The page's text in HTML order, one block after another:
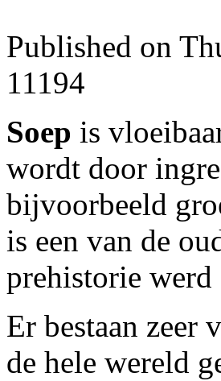
Published on
11194
Soep is
wordt door
bijvoorbeeld
is een van de
prehistorie werd
Er bestaan zeer
de hele wereld